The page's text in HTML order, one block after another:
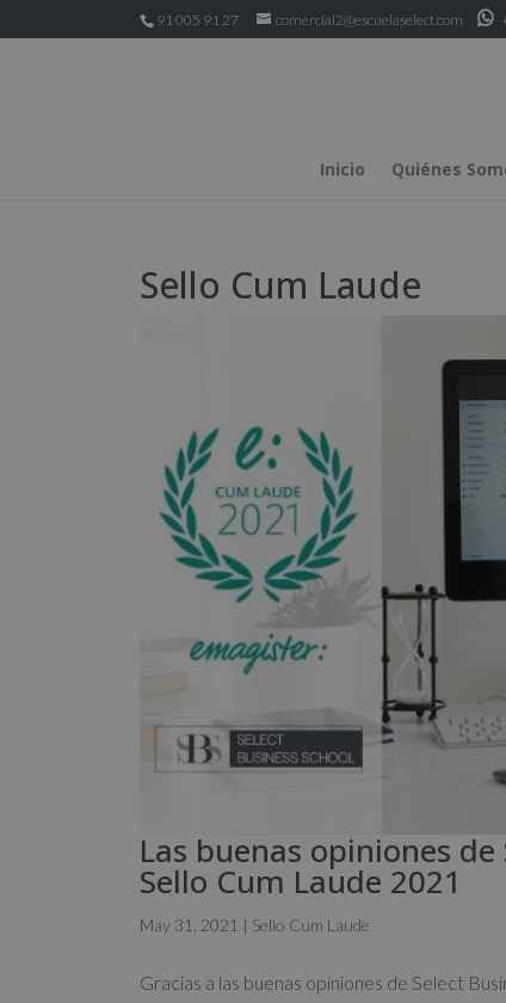
91 005 91 27 comercial2@escuelaselect.com
Inicio Quiénes
Sello Cum Laude
Las buenas opiniones
Sello Cum Laude 2021
May 31, 2021 | Sello Cum Laude
Gracias a las buenas opiniones de Select